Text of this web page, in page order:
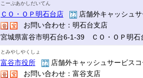
こーぷあかしだいてん
ＣＯ・ＯＰ明石台店
店舗外キャッシュ
お問い合わせ：明石台支店
宮城県富谷市明石台6-1-39 ＣＯ・ＯＰ明石
とみやしやくしょ
富谷市役所
店舗外キャッシュサービス
お問い合わせ：富谷支店